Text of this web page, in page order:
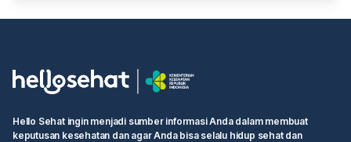
Hello Sehat ingin menjadi sumber informasi Anda dalam membuat
keputusan kesehatan dan agar Anda bisa selalu hidup sehat dan